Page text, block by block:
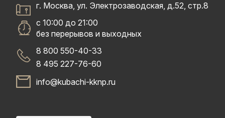
г. Москва, ул. Электрозаводская, д.52, стр.8
с 10:00 до 21:00
без перерывов и выходных
8 800 550-40-33
8 495 227-76-60
info@kubachi-kknp.ru